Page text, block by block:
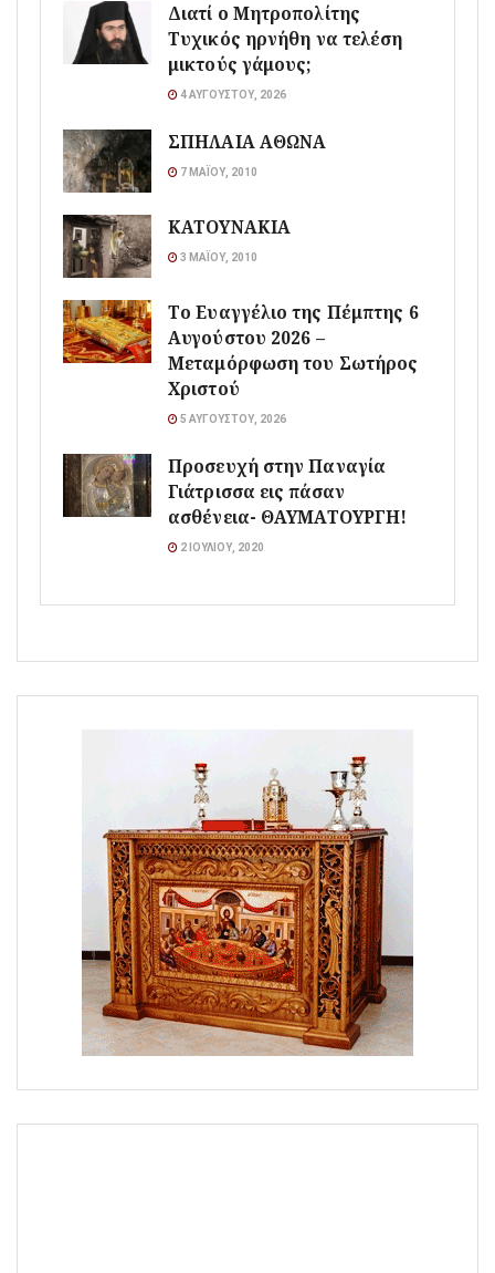
Διατί ο Μητροπολίτης
Τυχικός ηρνήθη να τελέση
μικτούς γάμους;
4 ΑΥΓΟΎΣΤΟΥ, 2026
ΣΠΗΛΑΙΑ ΑΘΩΝΑ
7 ΜΑΪ́ΟΥ, 2010
ΚΑΤΟΥΝΑΚΙΑ
3 ΜΑΪ́ΟΥ, 2010
Το Ευαγγέλιο της Πέμπτης 6
Αυγούστου 2026 –
Μεταμόρφωση του Σωτήρος
Χριστού
5 ΑΥΓΟΎΣΤΟΥ, 2026
Προσευχή στην Παναγία
Γιάτρισσα εις πάσαν
ασθένεια- ΘΑΥΜΑΤΟΥΡΓΗ!
2 ΙΟΥΛΊΟΥ, 2020